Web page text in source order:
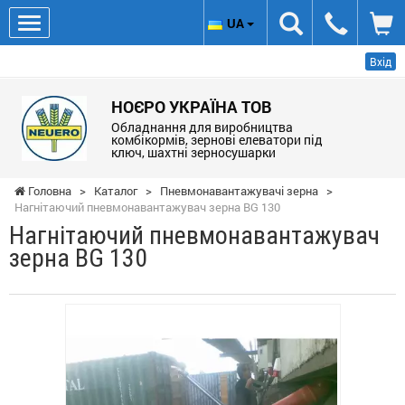
Вхід
НОЄРО УКРАЇНА ТОВ
Обладнання для виробництва
комбікормів, зернові елеватори під
ключ, шахтні зерносушарки
UA
Головна > Каталог > Пневмонавантажувачі зерна >
Нагнітаючий пневмонавантажувач зерна BG 130
Нагнітаючий пневмонавантажувач
зерна BG 130